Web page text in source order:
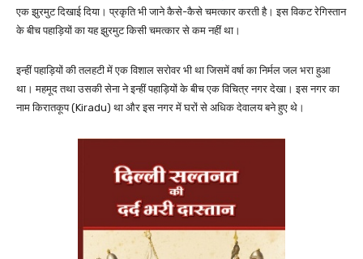
एक झुरमुट दिखाई दिया। प्रकृति भी जाने कैसे-कैसे चमत्कार करती है। इस विकट रेगिस्तान
के बीच पहाड़ियों का यह झुरमुट किसी चमत्कार से कम नहीं था।
इन्हीं पहाड़ियों की तलहटी में एक विशाल सरोवर भी था जिसमें वर्षा का निर्मल जल भरा हुआ
था। महमूद तथा उसकी सेना ने इन्हीं पहाड़ियों के बीच एक विचित्र नगर देखा। इस नगर का
नाम किरातकूप (Kiradu) था और इस नगर में घरों से अधिक देवालय बने हुए थे।